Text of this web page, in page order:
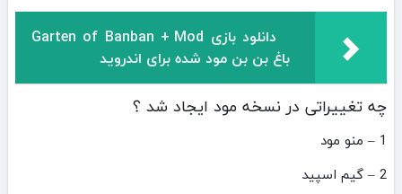
دانلود بازی Garten of Banban + Mod
باغ بن بن مود شده برای اندروید
چه تغییراتی در نسخه مود ایجاد شد ؟
1 – منو مود
2 – گیم اسپید